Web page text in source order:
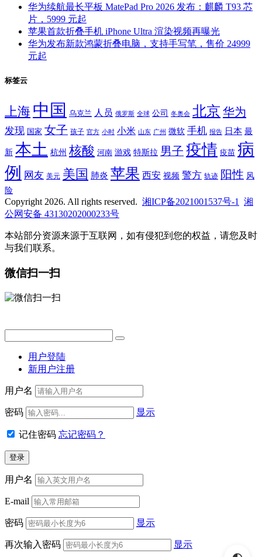
华为续航最长平板 MatePad Pro 2026 发布：麒麟 T93 芯
片，5999 元起
苹果首款折叠手机 iPhone Ultra 渲染视频再曝光
华为发布新款鸿蒙折叠电脑，支持手写笔，售价 24999
元起
标签云
上海 中国 乌克兰 人员 俄罗斯 全球 公司 冬奥会 北京 华为
发现 国家 女子 孩子 官方 小时 小米 山东 广州 微软 手机 报告 日本 最
新 本土 杭州 核酸 河南 游戏 特斯拉 男子 疫情 疫苗 病
例
网友 美元 美国 肺炎 苹果 西安 视频 警方 轨迹 阳性 风
险
Copyright 2026. All rights reserved. 湘ICP备2021001537号-1
湘
公网安备 43130202000233号
本站部分资源来源于互联网，如有侵犯到您的权益，请您及时
与我们联系。
微信扫一扫
用户登陆
新用户注册
用户名
密码 显示
记住密码 忘记密码？
用户名
E-mail
密码 显示
再次输入密码 显示